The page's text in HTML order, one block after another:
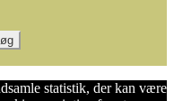
statistik, der kan være